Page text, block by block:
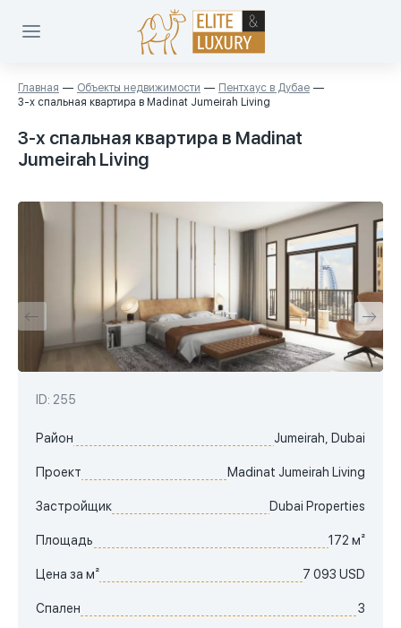
Главная Объекты недвижимости
Пентхаус в Дубае
3-х спальная квартира в Madinat Jumeirah Living
3-х спальная квартира в Madinat
Jumeirah Living
ID: 255
Район Jumeirah, Dubai
Проект Madinat Jumeirah Living
Застройщик Dubai Properties
Площадь 172 м²
Цена за м² 7 093 USD
Спален 3